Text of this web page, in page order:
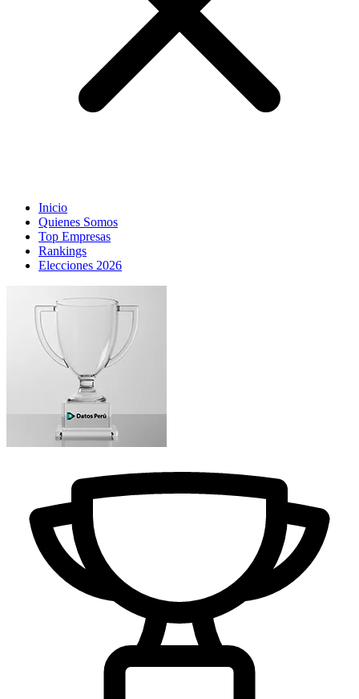
Inicio
Quienes Somos
Top Empresas
Rankings
Elecciones 2026